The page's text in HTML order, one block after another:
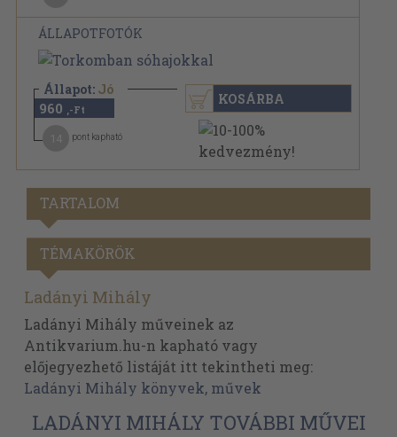
ÁLLAPOTFOTÓK
Állapot: Jó
960 ,-Ft
pont kapható
KOSÁRBA
TARTALOM
TÉMAKÖRÖK
Ladányi Mihály
Ladányi Mihály műveinek az
Antikvarium.hu-n kapható vagy
előjegyezhető listáját itt tekintheti meg:
Ladányi Mihály könyvek, művek
LADÁNYI MIHÁLY TOVÁBBI MŰVEI